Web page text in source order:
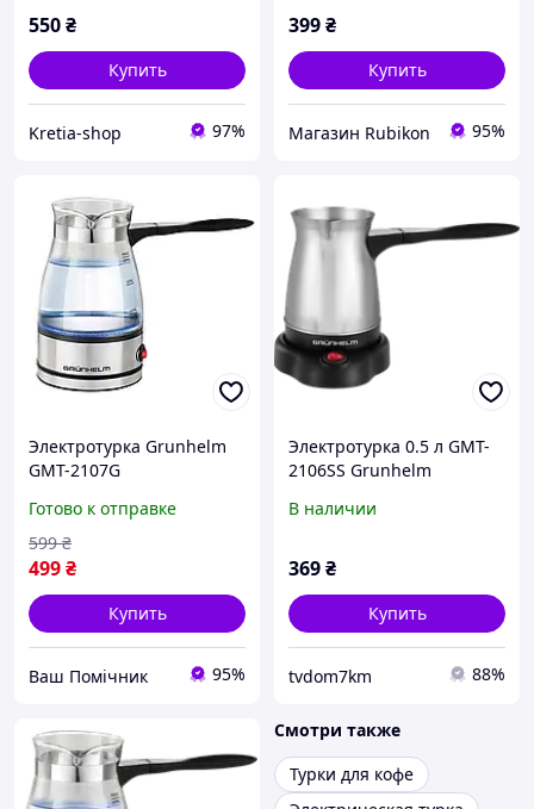
550₴
Купить
Kretia-shop 97%
399₴
Купить
Магазин Rubikon 95%
Электротурка Grunhelm
GMT-2107G
Готово к отправке
499₴
599 ₴
Купить
Ваш Помічник 95%
Электротурка 0.5 л GMT-
2106SS Grunhelm
отключения корпуса из
индикатор работы
В наличии
369₴
Купить
tvdom7km 88%
Смотри также
Турки для кофе